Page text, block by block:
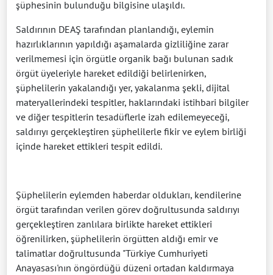
şüphesinin bulunduğu bilgisine ulaşıldı.
Saldırının DEAŞ tarafından planlandığı, eylemin
hazırlıklarının yapıldığı aşamalarda gizliliğine zarar
verilmemesi için örgütle organik bağı bulunan sadık
örgüt üyeleriyle hareket edildiği belirlenirken,
şüphelilerin yakalandığı yer, yakalanma şekli, dijital
materyallerindeki tespitler, haklarındaki istihbari bilgiler
ve diğer tespitlerin tesadüflerle izah edilemeyeceği,
saldırıyı gerçekleştiren şüphelilerle fikir ve eylem birliği
içinde hareket ettikleri tespit edildi.
Şüphelilerin eylemden haberdar oldukları, kendilerine
örgüt tarafından verilen görev doğrultusunda saldırıyı
gerçekleştiren zanlılara birlikte hareket ettikleri
öğrenilirken, şüphelilerin örgütten aldığı emir ve
talimatlar doğrultusunda "Türkiye Cumhuriyeti
Anayasası'nın öngördüğü düzeni ortadan kaldırmaya